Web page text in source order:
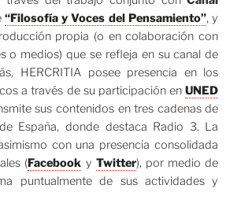
“Filosofía y Voces del Pensamiento”, y
propia (o en colaboración con
o medios) que se refleja en su canal de
HERCRITIA posee presencia en los
a través de su participación enUNED
sus contenidos en tres cadenas de
España, donde destaca Radio 3. La
con una presencia consolidada
(Facebook y Twitter), por medio de
puntualmente de sus actividades y